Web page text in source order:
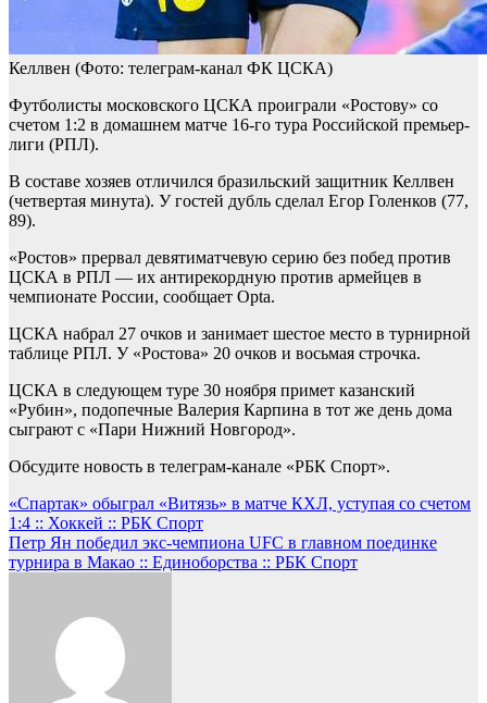
Келлвен (Фото: телеграм-канал ФК ЦСКА)
Футболисты московского ЦСКА проиграли «Ростову» со
счетом 1:2 в домашнем матче 16-го тура Российской премьер-
лиги (РПЛ).
В составе хозяев отличился бразильский защитник Келлвен
(четвертая минута). У гостей дубль сделал Егор Голенков (77,
89).
«Ростов» прервал девятиматчевую серию без побед против
ЦСКА в РПЛ — их антирекордную против армейцев в
чемпионате России, сообщает Opta.
ЦСКА набрал 27 очков и занимает шестое место в турнирной
таблице РПЛ. У «Ростова» 20 очков и восьмая строчка.
ЦСКА в следующем туре 30 ноября примет казанский
«Рубин», подопечные Валерия Карпина в тот же день дома
сыграют с «Пари Нижний Новгород».
Обсудите новость в телеграм-канале «РБК Спорт».
Навигация
по
записям
«Спартак» обыграл «Витязь» в матче КХЛ, уступая со счетом
1:4 :: Хоккей :: РБК Спорт
Петр Ян победил экс-чемпиона UFC в главном поединке
турнира в Макао :: Единоборства :: РБК Спорт